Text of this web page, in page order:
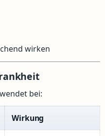
wirken
bei:
Wirkung